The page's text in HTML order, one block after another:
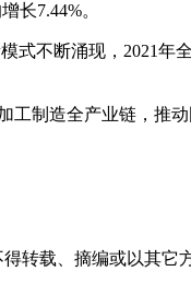
长7.44%。
不断涌现，2021年
制造全产业链，推
转载、摘编或以其